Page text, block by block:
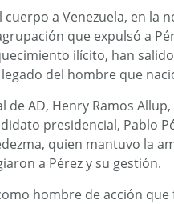
cuerpo a Venezuela, en la
que expulsó a
ilícito, han
del hombre que
de AD, Henry Ramos
presidencial, Pablo
quien mantuvo la
a Pérez y su gestión.
hombre de acción